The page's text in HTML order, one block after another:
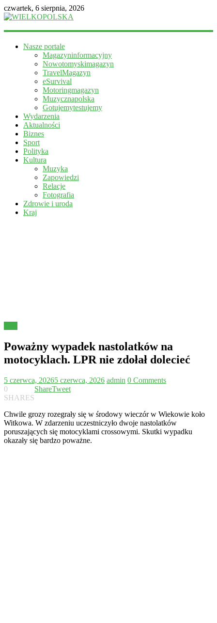
czwartek, 6 sierpnia, 2026
WIELKOPOLSKA
informacyjny
Nasze portale
Magazyninformacyjny
Nowotomyskimagazyn
TravelMagazyn
eSurvival
Motoringmagazyn
Muzycznapolska
Gotujemytestujemy
Wydarzenia
Aktualności
Biznes
Sport
Polityka
Kultura
Muzyka
Zapowiedzi
Relacje
Fotografia
Zdrowie i uroda
Kraj
Poważny wypadek nastolatków na
motocyklach. LPR nie zdołał dolecieć
5 czerwca, 20265 czerwca, 2026 admin 0 Comments
0
SHARES
ShareTweet
Chwile grozy rozegrały się w środowy wieczór w Wiekowie koło
Witkowa. W zdarzeniu uczestniczyło dwoje nastolatków
poruszających się motocyklami crossowymi. Skutki wypadku
okazały się bardzo poważne.